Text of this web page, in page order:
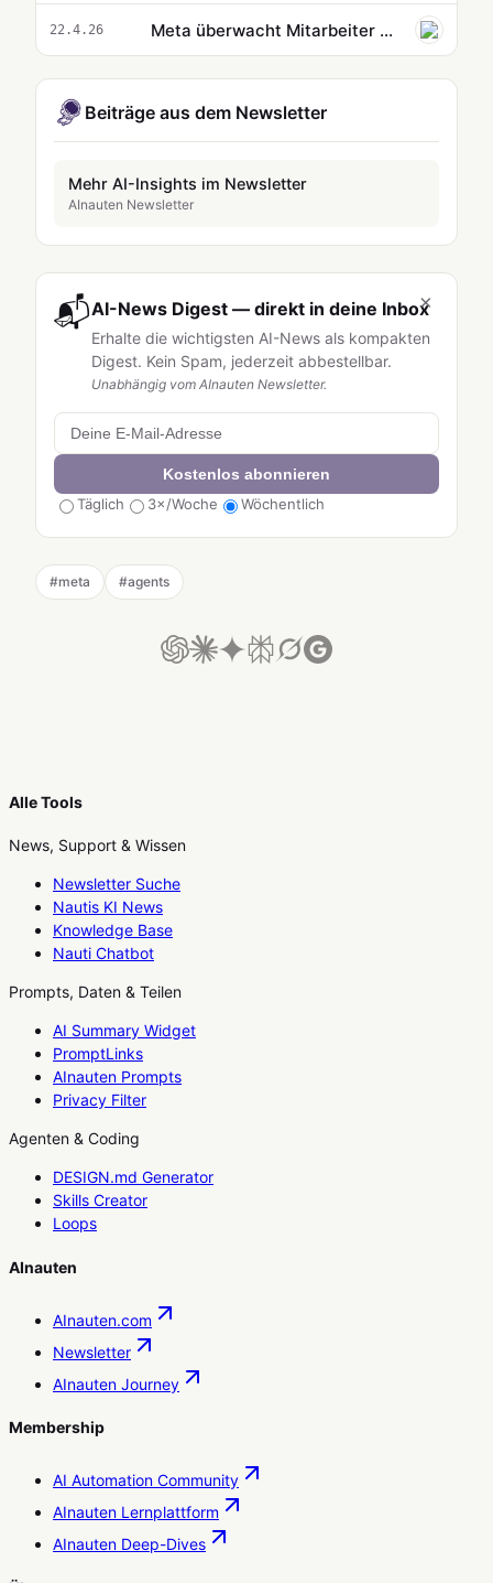
22.4.26 Meta überwacht Mitarbeiter per Software und füttert die Daten in eine KI
Beiträge aus dem Newsletter
Mehr AI-Insights im Newsletter
AInauten Newsletter
×
📬AI-News Digest — direkt in deine Inbox
Erhalte die wichtigsten AI-News als kompakten
Digest. Kein Spam, jederzeit abbestellbar.
Unabhängig vom AInauten Newsletter.
Kostenlos abonnieren
Täglich
3×/Woche Wöchentlich
#meta #agents
Alle Tools
News, Support & Wissen
Newsletter Suche
Nautis KI News
Knowledge Base
Nauti Chatbot
Prompts, Daten & Teilen
AI Summary Widget
PromptLinks
AInauten Prompts
Privacy Filter
Agenten & Coding
DESIGN.md Generator
Skills Creator
Loops
AInauten
AInauten.com
Newsletter
AInauten Journey
Membership
AI Automation Community
AInauten Lernplattform
AInauten Deep-Dives